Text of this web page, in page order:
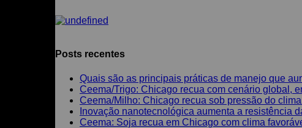
Posts recentes
Quais são as principais práticas de manejo que
Ceema/Trigo: Chicago recua com cenário global,
Ceema/Milho: Chicago recua sob pressão do
Inovação nanotecnológica aumenta a resistência
Ceema: Soja recua em Chicago com clima